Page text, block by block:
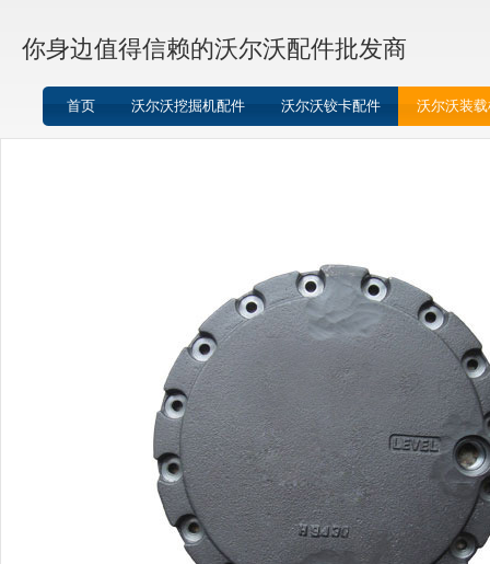
你身边值得信赖的沃尔沃配件批发商
首页 沃尔沃挖掘机配件 沃尔沃铰卡配件 沃尔沃装